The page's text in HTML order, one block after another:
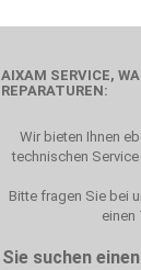
AIXAM SERVICE,
REPARATUREN:
Wir bieten Ihnen
technischen Service
Bitte fragen Sie bei
einen
Sie suchen